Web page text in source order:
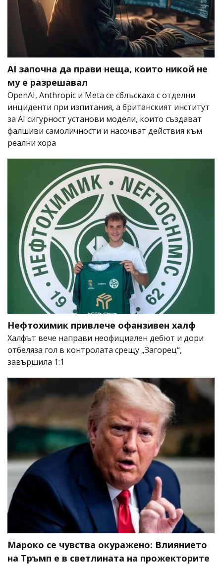
AI започна да прави неща, които никой не
му е разрешавал
OpenAI, Anthropic и Meta се сблъскаха с отделни
инциденти при изпитания, а британският институт
за AI сигурност установи модели, които създават
фалшиви самоличности и насочват действия към
реални хора
Нефтохимик привлече офанзивен халф
Халфът вече направи неофициален дебют и дори
отбеляза гол в контролата срещу „Загорец“,
завършила 1:1
Мароко се чувства окуражено: Влиянието
на Тръмп е в светлината на прожекторите